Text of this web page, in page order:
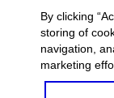
By clicking
storing of
navigation,
marketing